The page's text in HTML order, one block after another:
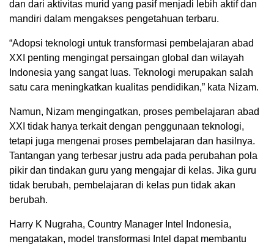
dan dari aktivitas murid yang pasif menjadi lebih aktif dan
mandiri dalam mengakses pengetahuan terbaru.
“Adopsi teknologi untuk transformasi pembelajaran abad
XXI penting mengingat persaingan global dan wilayah
Indonesia yang sangat luas. Teknologi merupakan salah
satu cara meningkatkan kualitas pendidikan,” kata Nizam.
Namun, Nizam mengingatkan, proses pembelajaran abad
XXI tidak hanya terkait dengan penggunaan teknologi,
tetapi juga mengenai proses pembelajaran dan hasilnya.
Tantangan yang terbesar justru ada pada perubahan pola
pikir dan tindakan guru yang mengajar di kelas. Jika guru
tidak berubah, pembelajaran di kelas pun tidak akan
berubah.
Harry K Nugraha, Country Manager Intel Indonesia,
mengatakan, model transformasi Intel dapat membantu